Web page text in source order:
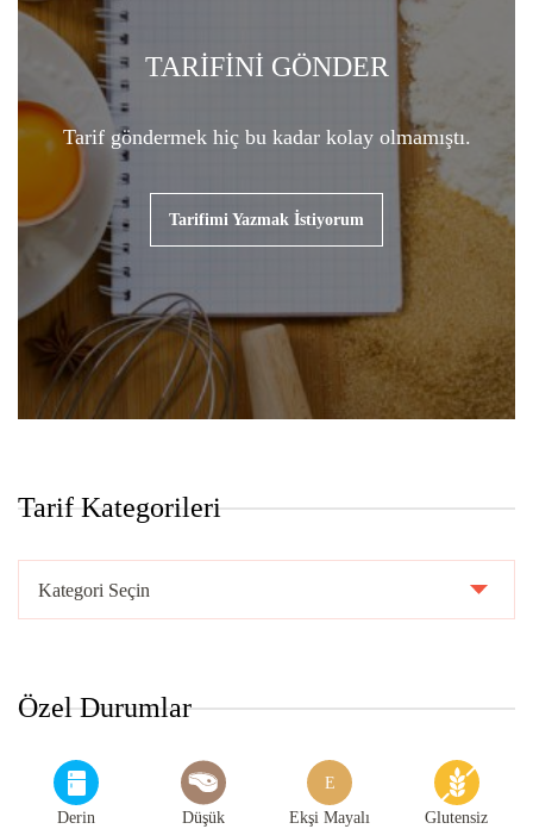
TARİFİNİ GÖNDER
Tarif göndermek hiç bu kadar kolay olmamıştı.
Tarifimi Yazmak İstiyorum
Tarif Kategorileri
Kategorileri
Özel Durumlar
Derin
Düşük
E
Ekşi Mayalı Glutensiz